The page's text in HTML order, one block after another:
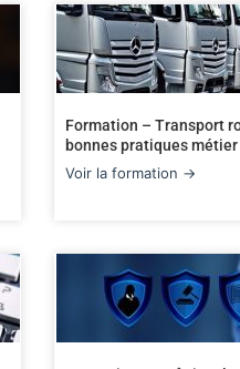
Formation – Transport
bonnes pratiques métier
Voir la formation →